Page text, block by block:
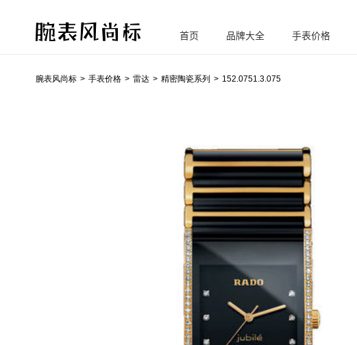
腕
首页 品牌大全 手表价格
腕表风尚标 手表价格 雷达 精密陶瓷系列 152.0751.3.075